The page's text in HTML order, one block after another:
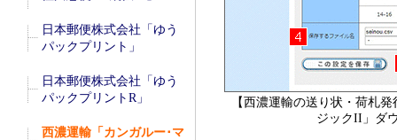
日本郵便株式会社「ゆう
パックプリント」
日本郵便株式会社「ゆう
パックプリントR」
西濃運輸「カンガルー･マ
【西濃運輸の送り状・荷札
ジックII」ダ